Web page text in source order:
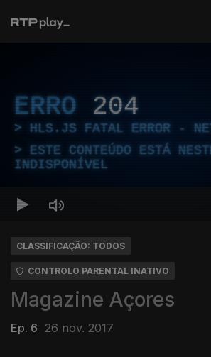
ERRO 204
HLS.JS FATAL ERROR -
ESTE CONTEÚDO ESTÁ
INDISPONÍVEL
CLASSIFICAÇÃO: TODOS
CONTROLO PARENTAL INATIVO
Magazine Açores
Ep. 6 26 nov. 2017